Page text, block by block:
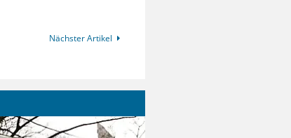
Nächster Artikel